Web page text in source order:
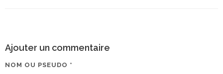
Ajouter un commentaire
NOM OU PSEUDO *